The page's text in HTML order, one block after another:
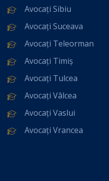
Avocați Sibiu
Avocați Suceava
Avocați Teleorman
Avocați Timiș
Avocați Tulcea
Avocați Vâlcea
Avocați Vaslui
Avocați Vrancea